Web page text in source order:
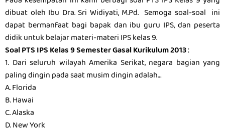
dibuat oleh Ibu Dra. Sri Widiyati, M.Pd. Semoga soal-soal ini
dapat bermanfaat bagi bapak dan ibu guru IPS, dan peserta
didik untuk belajar materi-materi IPS kelas 9.
Soal PTS IPS Kelas 9 Semester Gasal Kurikulum 2013:
1. Dari seluruh wilayah Amerika Serikat, negara bagian yang
paling dingin pada saat musim dingin adalah…
A. Florida
B. Hawai
C. Alaska
D. New York